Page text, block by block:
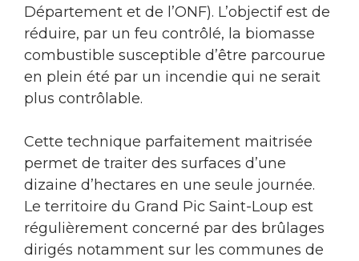
Département et de l’ONF). L’objectif est de
réduire, par un feu contrôlé, la biomasse
combustible susceptible d’être parcourue
en plein été par un incendie qui ne serait
plus contrôlable.
Cette technique parfaitement maitrisée
permet de traiter des surfaces d’une
dizaine d’hectares en une seule journée.
Le territoire du Grand Pic Saint-Loup est
régulièrement concerné par des brûlages
dirigés notamment sur les communes de